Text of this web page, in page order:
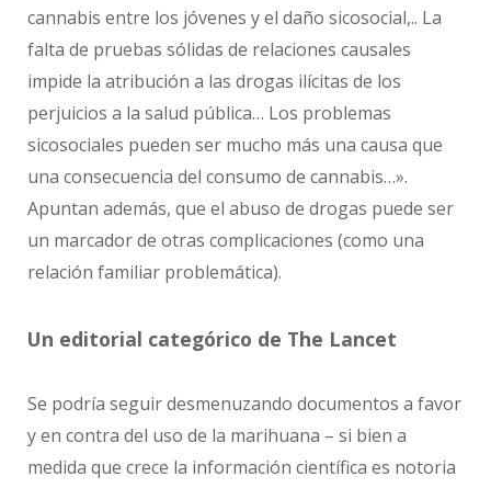
cannabis entre los jóvenes y el daño sicosocial,.. La
falta de pruebas sólidas de relaciones causales
impide la atribución a las drogas ilícitas de los
perjuicios a la salud pública… Los problemas
sicosociales pueden ser mucho más una causa que
una consecuencia del consumo de cannabis…».
Apuntan además, que el abuso de drogas puede ser
un marcador de otras complicaciones (como una
relación familiar problemática).
Un editorial categórico de The Lancet
Se podría seguir desmenuzando documentos a favor
y en contra del uso de la marihuana – si bien a
medida que crece la información científica es notoria